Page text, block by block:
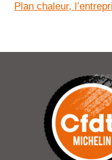
Plan chaleur,